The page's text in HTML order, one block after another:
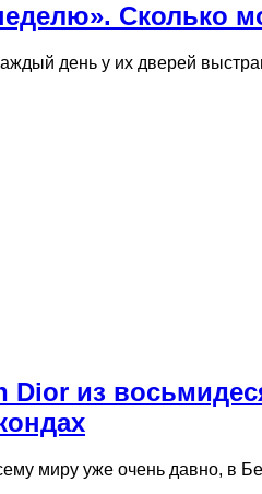
Сколько
день у их дверей
из
миру уже очень давно, в